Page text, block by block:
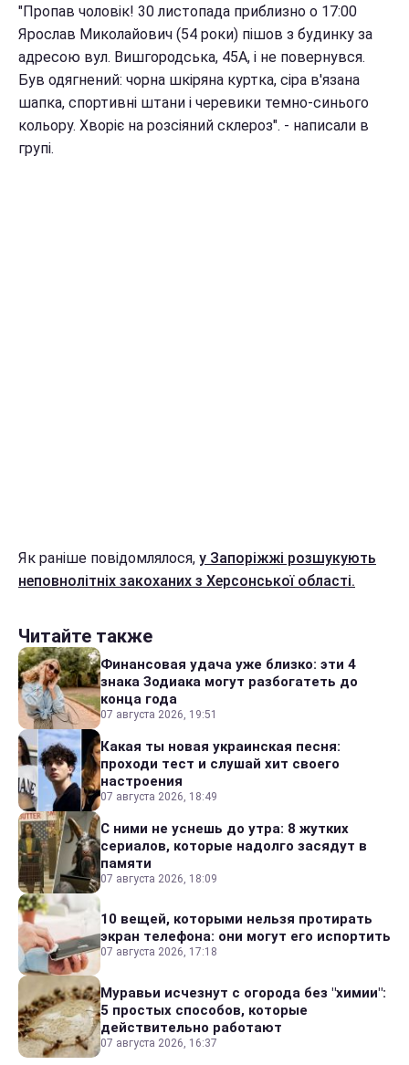
"Пропав чоловік! 30 листопада приблизно о 17:00
Ярослав Миколайович (54 роки) пішов з будинку за
адресою вул. Вишгородська, 45А, і не повернувся.
Був одягнений: чорна шкіряна куртка, сіра в'язана
шапка, спортивні штани і черевики темно-синього
кольору. Хворіє на розсіяний склероз". - написали в
групі.
Як раніше повідомлялося, у Запоріжжі розшукують
неповнолітніх закоханих з Херсонської області.
Читайте также
Финансовая удача уже близко: эти 4
знака Зодиака могут разбогатеть до
конца года
07 августа 2026, 19:51
Какая ты новая украинская песня:
проходи тест и слушай хит своего
настроения
07 августа 2026, 18:49
С ними не уснешь до утра: 8 жутких
сериалов, которые надолго засядут в
памяти
07 августа 2026, 18:09
10 вещей, которыми нельзя протирать
экран телефона: они могут его испортить
07 августа 2026, 17:18
Муравьи исчезнут с огорода без "химии":
5 простых способов, которые
действительно работают
07 августа 2026, 16:37